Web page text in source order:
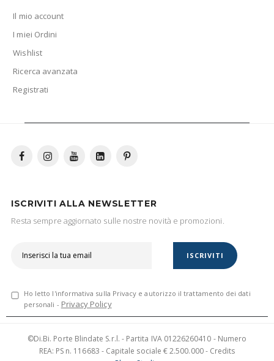
Il mio account
I miei Ordini
Wishlist
Ricerca avanzata
Registrati
ISCRIVITI ALLA NEWSLETTER
Resta sempre aggiornato sulle nostre novità e promozioni.
Ho letto l'informativa sulla Privacy e autorizzo il trattamento dei dati
personali - Privacy Policy
ISCRIVITI
©Di.Bi. Porte Blindate S.r.l. - Partita IVA 01226260410 - Numero
REA: PS n. 116683 - Capitale sociale € 2.500.000 - Credits